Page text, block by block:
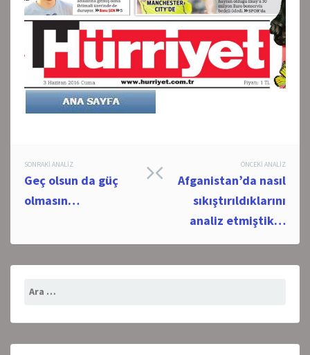
Post
navigation
ÖNCEKI ANALIZ
Afganistan’da nasıl
sıkıştırıldıklarını
analiz etmiştik…
SONRAKI ANALIZ
Geç olsun da güç
olmasın…
Arama: